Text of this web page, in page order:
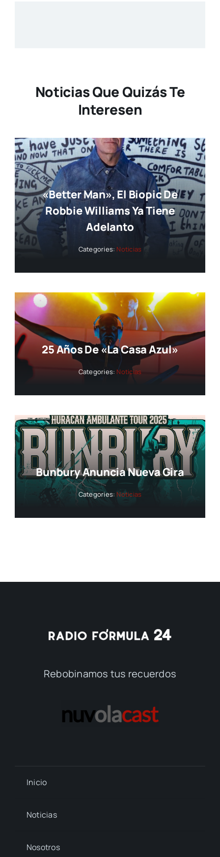
Noticias Que Quizás Te
Interesen
«Better Man», El Biopic De
Robbie Williams Ya Tiene
Adelanto
Categories: Noticias
25 Años De «La Casa Azul»
Categories: Noticias
Bunbury Anuncia Nueva Gira
Categories: Noticias
Rebobinamos tus recuerdos
Inicio
Noticias
Nosotros